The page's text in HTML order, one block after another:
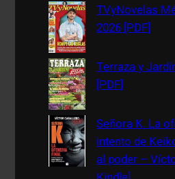
TVyNovelas
2026 [PDF]
Terraza y
[PDF]
Señora K. La
intento de
al poder –